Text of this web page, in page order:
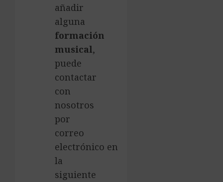
añadir
alguna
formación
musical,
puede
contactar
con
nosotros
por
correo
electrónico en
la
siguiente